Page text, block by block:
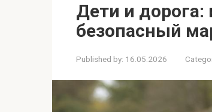
Дети и дорога:
безопасный
Published by: 16.05.2026